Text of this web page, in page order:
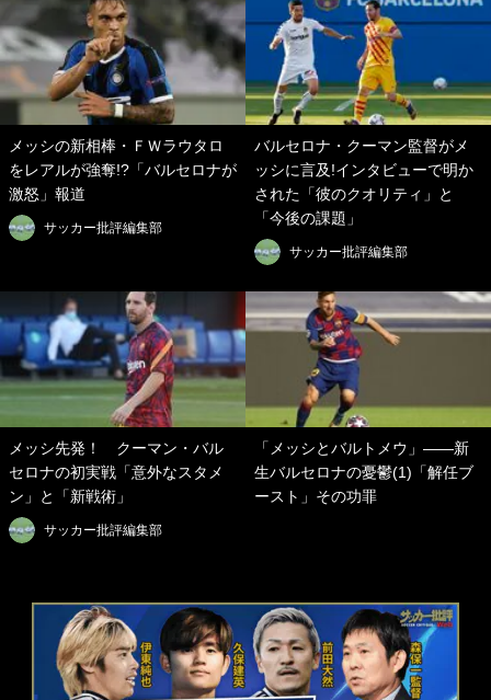
メッシの新相棒・ＦＷラウタロ
をレアルが強奪!?「バルセロナが
激怒」報道
サッカー批評編集部
バルセロナ・クーマン監督がメ
ッシに言及!インタビューで明か
された「彼のクオリティ」と
「今後の課題」
サッカー批評編集部
メッシ先発！ クーマン・バル
セロナの初実戦「意外なスタメ
ン」と「新戦術」
サッカー批評編集部
「メッシとバルトメウ」―—新
生バルセロナの憂鬱(1)「解任ブ
ースト」その功罪